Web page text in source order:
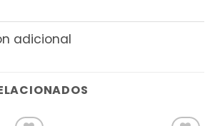
adicional